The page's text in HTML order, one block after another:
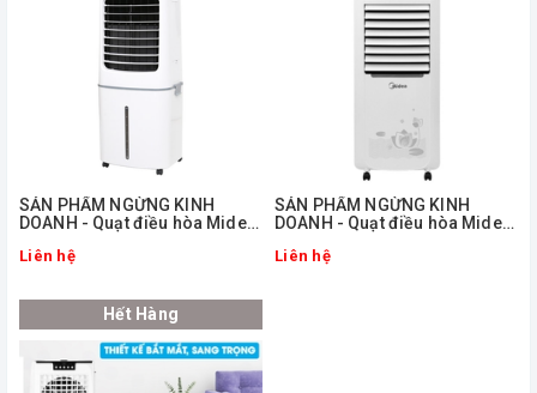
ㅤSẢN PHẨM NGỪNG KINH
DOANH - Quạt điều hòa Midea
Liên hệ
ㅤSẢN PHẨM NGỪNG KINH
DOANH - Quạt điều hòa Midea
Liên hệ
Hết Hàng